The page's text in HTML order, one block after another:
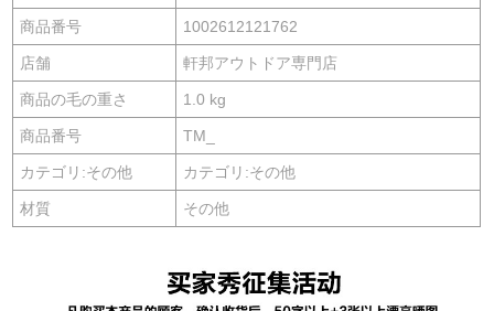
商品番号 1002612121762
店舗 軒邦アウトドア専門店
商品の毛の重さ 1.0 kg
商品番号 TM_
カテゴリ:その他 カテゴリ:その他
材質 その他